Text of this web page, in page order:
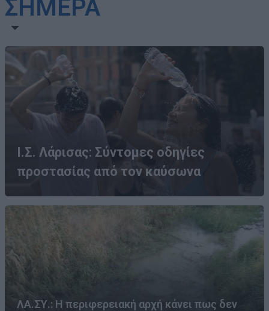
ΣΗΜΕΡΑ
Ι.Σ. Λάρισας: Σύντομες οδηγίες
προστασίας από τον καύσωνα
ΛΑ.ΣΥ.: Η περιφερειακή αρχή κάνει πως δεν